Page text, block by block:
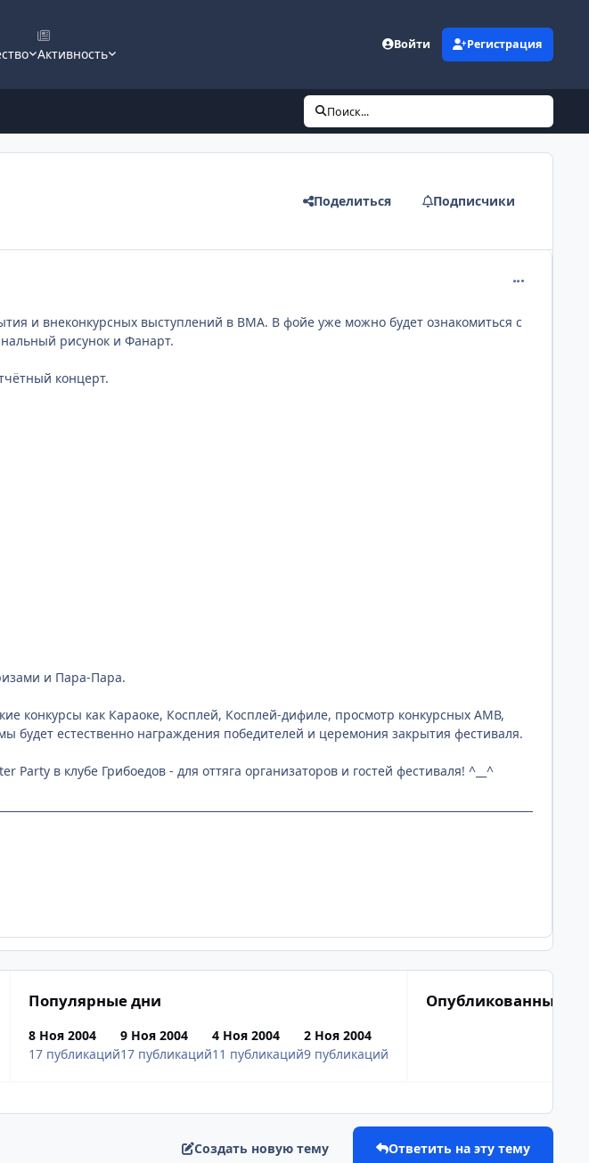
Активность
Войти Регистрация
Поиск...
Поделиться Подписчики
и внеконкурсных выступлений в ВМА. В фойе уже можно будет ознакомиться с
рисунок и Фанарт.
концерт.
и Пара-Пара.
конкурсы как Караоке, Косплей, Косплей-дифиле, просмотр конкурсных АМВ,
будет естественно награждения победителей и церемония закрытия фестиваля.
Party в клубе Грибоедов - для оттяга организаторов и гостей фестиваля! ^__^
Популярные дни
8 Ноя 2004
17 публикаций
9 Ноя 2004
17 публикаций
4 Ноя 2004
11 публикаций
2 Ноя 2004
9 публикаций
Опубликованные
обзор темы
Создать новую тему Ответить на эту тему